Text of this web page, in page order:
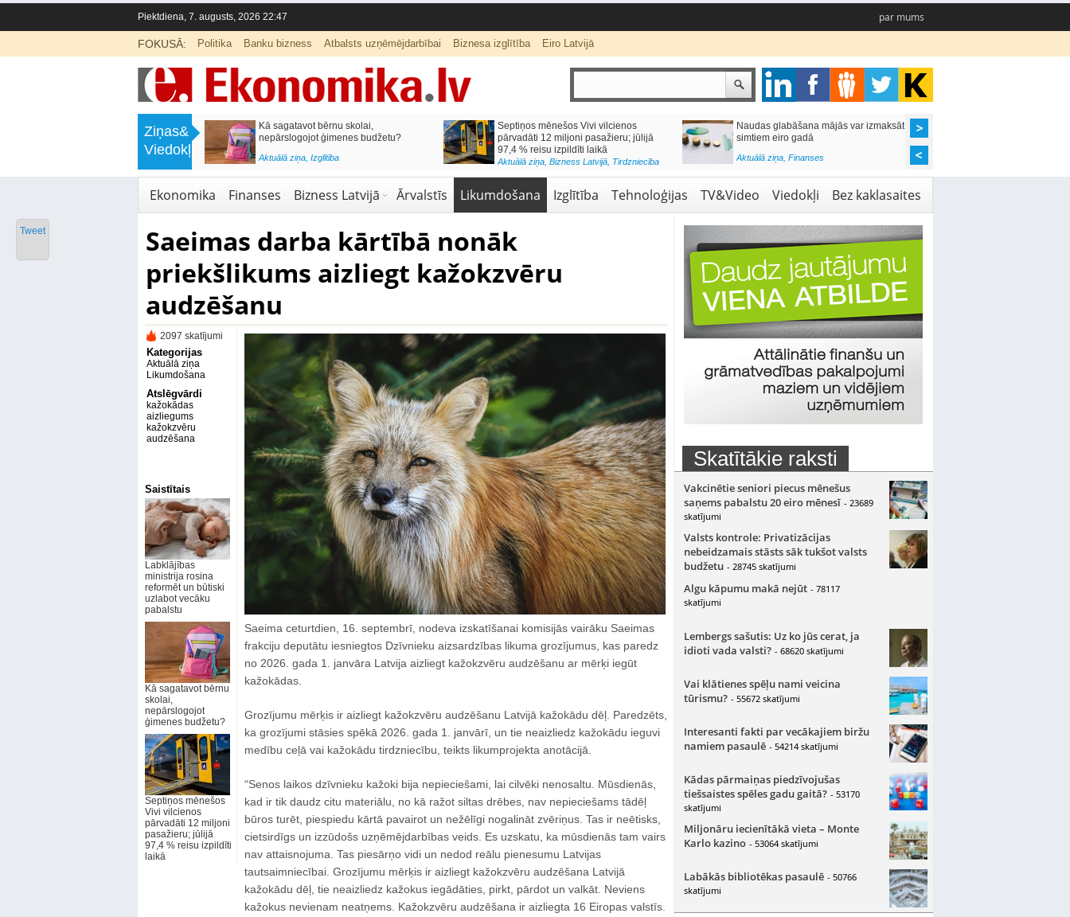
Piektdiena, 7. augusts, 2026 22:47 par mums
FOKUSĀ: Politika Banku bizness Atbalsts uzņēmējdarbībai Biznesa izglītība Eiro Latvijā
Ziņas&
Viedokļi
Labklājības ministrija rosina reformēt
un būtiski uzlabot vecāku pabalstu
Kā sagatavot bērnu skolai,
nepārslogojot ģimenes budžetu?
Aktuālā ziņa, Izglītība
Septiņos mēnešos Vivi vilcienos
pārvadāti 12 miljoni pasažieru; jūlijā
97,4 % reisu izpildīti laikā
Aktuālā ziņa, Bizness Latvijā, Tirdzniecība
Naudas glabāšana mājās var izmaksāt
simtiem eiro gadā
Aktuālā ziņa, Finanses
Ekonomika Finanses Bizness Latvijā Ārvalstīs Likumdošana Izglītība Tehnoloģijas TV&Video Viedokļi Bez kaklasaites
Saeimas darba kārtībā nonāk
priekšlikums aizliegt kažokzvēru
audzēšanu
2097 skatījumi
Kategorijas
Aktuālā ziņa
Likumdošana
Atslēgvārdi
kažokādas
aizliegums
kažokzvēru
audzēšana
Saistītais
Labklājības
ministrija rosina
reformēt un būtiski
uzlabot vecāku
pabalstu
Kā sagatavot bērnu
skolai,
nepārslogojot
ģimenes budžetu?
Septiņos mēnešos
Vivi vilcienos
pārvadāti 12 miljoni
pasažieru; jūlijā
97,4 % reisu izpildīti
laikā
Saeima ceturtdien, 16. septembrī, nodeva izskatīšanai komisijās vairāku Saeimas
frakciju deputātu iesniegtos Dzīvnieku aizsardzības likuma grozījumus, kas paredz
no 2026. gada 1. janvāra Latvija aizliegt kažokzvēru audzēšanu ar mērķi iegūt
kažokādas.
Grozījumu mērķis ir aizliegt kažokzvēru audzēšanu Latvijā kažokādu dēļ. Paredzēts,
ka grozījumi stāsies spēkā 2026. gada 1. janvārī, un tie neaizliedz kažokādu ieguvi
medību ceļā vai kažokādu tirdzniecību, teikts likumprojekta anotācijā.
“Senos laikos dzīvnieku kažoki bija nepieciešami, lai cilvēki nenosaltu. Mūsdienās,
kad ir tik daudz citu materiālu, no kā ražot siltas drēbes, nav nepieciešams tādēļ
būros turēt, piespiedu kārtā pavairot un nežēlīgi nogalināt zvēriņus. Tas ir neētisks,
cietsirdīgs un izzūdošs uzņēmējdarbības veids. Es uzskatu, ka mūsdienās tam vairs
nav attaisnojuma. Tas piesārņo vidi un nedod reālu pienesumu Latvijas
tautsaimniecībai. Grozījumu mērķis ir aizliegt kažokzvēru audzēšana Latvijā
kažokādu dēļ, tie neaizliedz kažokus iegādāties, pirkt, pārdot un valkāt. Neviens
kažokus nevienam neatņems. Kažokzvēru audzēšana ir aizliegta 16 Eiropas valstīs.
Skatītākie raksti
Vakcinētie seniori piecus mēnešus
saņems pabalstu 20 eiro mēnesī - 23689
skatījumi
Valsts kontrole: Privatizācijas
nebeidzamais stāsts sāk tukšot valsts
budžetu - 28745 skatījumi
Algu kāpumu makā nejūt - 78117
skatījumi
Lembergs sašutis: Uz ko jūs cerat, ja
idioti vada valsti? - 68620 skatījumi
Vai klātienes spēļu nami veicina
tūrismu? - 55672 skatījumi
Interesanti fakti par vecākajiem biržu
namiem pasaulē - 54214 skatījumi
Kādas pārmaiņas piedzīvojušas
tiešsaistes spēles gadu gaitā? - 53170
skatījumi
Miljonāru iecienītākā vieta – Monte
Karlo kazino - 53064 skatījumi
Labākās bibliotēkas pasaulē - 50766
skatījumi
Tweet